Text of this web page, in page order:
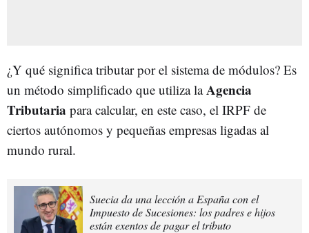
¿Y qué significa tributar por el sistema de módulos? Es
un método simplificado que utiliza laAgencia
Tributaria para calcular, en este caso, el IRPF de
ciertos autónomos y pequeñas empresas ligadas al
mundo rural.
Suecia da una lección a España con el
Impuesto de Sucesiones: los padres e hijos
están exentos de pagar el tributo